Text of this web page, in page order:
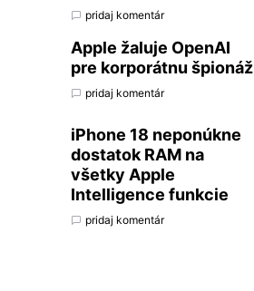
pridaj komentár
Apple žaluje OpenAI
pre korporátnu špionáž
pridaj komentár
iPhone 18 neponúkne
dostatok RAM na
všetky Apple
Intelligence funkcie
pridaj komentár